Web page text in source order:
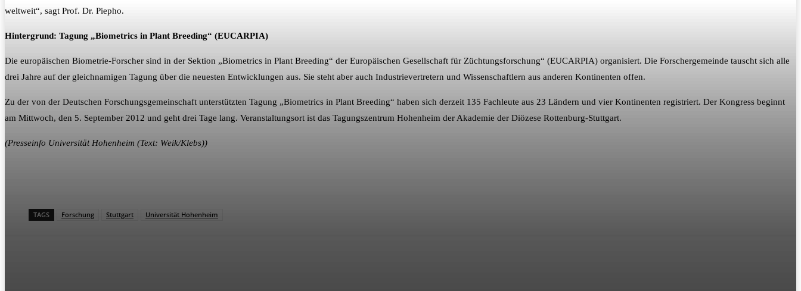
weltweit“, sagt Prof. Dr. Piepho.
Hintergrund: Tagung „Biometrics in Plant Breeding“ (EUCARPIA)
Die europäischen Biometrie-Forscher sind in der Sektion „Biometrics in Plant Breeding“ der Europäischen Gesellschaft für Züchtungsforschung“ (EUCARPIA) organisiert. Die Forschergemeinde tauscht sich alle
drei Jahre auf der gleichnamigen Tagung über die neuesten Entwicklungen aus. Sie steht aber auch Industrievertretern und Wissenschaftlern aus anderen Kontinenten offen.
Zu der von der Deutschen Forschungsgemeinschaft unterstützten Tagung „Biometrics in Plant Breeding“ haben sich derzeit 135 Fachleute aus 23 Ländern und vier Kontinenten registriert. Der Kongress beginnt
am Mittwoch, den 5. September 2012 und geht drei Tage lang. Veranstaltungsort ist das Tagungszentrum Hohenheim der Akademie der Diözese Rottenburg-Stuttgart.
(Presseinfo Universität Hohenheim (Text: Weik/Klebs))
TAGS Forschung Stuttgart Universität Hohenheim